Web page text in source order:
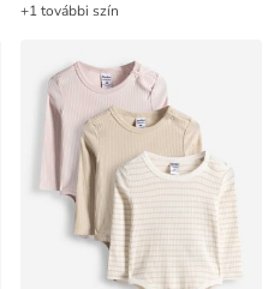
+1 további szín